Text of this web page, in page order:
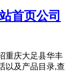
首页公司
重庆大足县华丰
以及产品目录,查